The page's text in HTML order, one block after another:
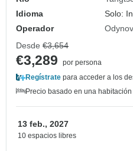
Idioma
Solo:
Operador
Desde €3,654
€3,289
por persona
Regístrate para acceder a los
Precio basado en una
13 feb., 2027
10 espacios libres